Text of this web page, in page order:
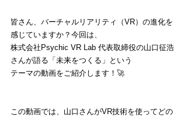
皆さん、バーチャルリアリティ（VR）の進化を
感じていますか？今回は、
株式会社Psychic VR Lab 代表取締役の山口征浩
さんが語る「未来をつくる」という
テーマの動画をご紹介します！🚀
この動画では、山口さんがVR技術を使ってどの